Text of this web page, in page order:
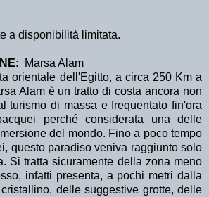
a disponibilità limitata.
Marsa Alam
orientale dell'Egitto, a circa 250 Km a
Alam è un tratto di costa ancora non
turismo di massa e frequentato fin'ora
perché considerata una delle
del mondo. Fino a poco tempo
questo paradiso veniva raggiunto solo
Si tratta sicuramente della zona meno
infatti presenta, a pochi metri dalla
delle suggestive grotte, delle